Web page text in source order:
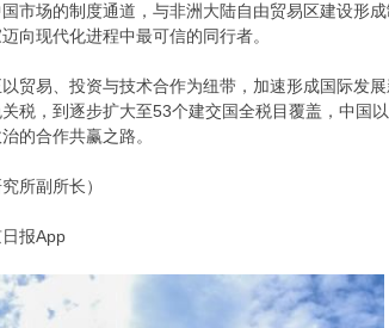
市场的制度通道，与非洲大陆自由贸易区建设形
向现代化进程中最可信的同行者。
贸易、投资与技术合作为纽带，加速形成国际发
税，到逐步扩大至53个建交国全税目覆盖，中国
的合作共赢之路。
所副所长）
报App